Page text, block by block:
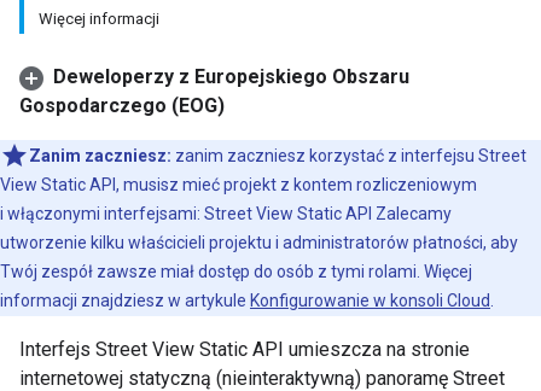
Więcej informacji
Deweloperzy z Europejskiego Obszaru
Gospodarczego (EOG)
Zanim zaczniesz: zanim zaczniesz korzystać z interfejsu Street
View Static API, musisz mieć projekt z kontem rozliczeniowym
i włączonymi interfejsami: Street View Static API Zalecamy
utworzenie kilku właścicieli projektu i administratorów płatności, aby
Twój zespół zawsze miał dostęp do osób z tymi rolami. Więcej
informacji znajdziesz w artykule Konfigurowanie w konsoli Cloud
Interfejs Street View Static API umieszcza na stronie
internetowej statyczną (nieinteraktywną) panoramę Street